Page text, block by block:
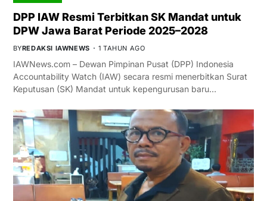
DPP IAW Resmi Terbitkan SK Mandat untuk
DPW Jawa Barat Periode 2025–2028
BYREDAKSI IAWNEWS 1 TAHUN AGO
IAWNews.com – Dewan Pimpinan Pusat (DPP) Indonesia
Accountability Watch (IAW) secara resmi menerbitkan Surat
Keputusan (SK) Mandat untuk kepengurusan baru…